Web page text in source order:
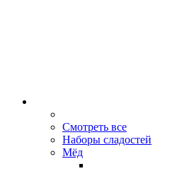
Смотреть все
Наборы сладостей
Мёд